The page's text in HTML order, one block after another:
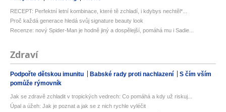
RECEPT: Perfektní letní kombinace, které tě zchladí, i kdybys nechtěl*...
Proč každá generace hledá svůj signature beauty look
Recenze: nový Spider-Man je hodně jiný a dospělejší, pomáhá mu i Sadie...
Zdraví
Podpořte dětskou imunitu Babské rady proti nachlazení
S čím vším
pomůže rýmovník
Jak se zdravě zchladit v tropických vedrech: Co pomáhá a kdy už riskuj...
Úpal a úžeh: Jak je poznat a jak se z nich rychle vyléčit